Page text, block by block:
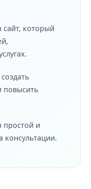
который
повысить
простой и
консультации.